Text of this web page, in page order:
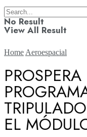
No Result
View All Result
Aerolíneas
Aeronáutica
Home Aeroespacial
EL